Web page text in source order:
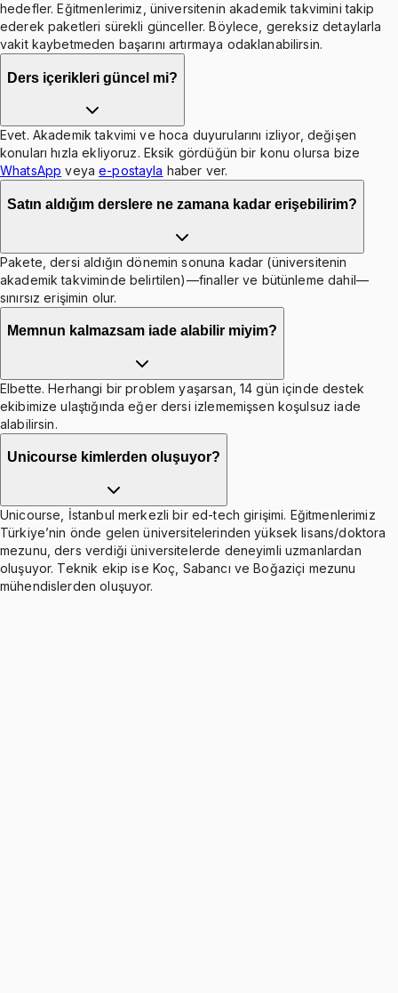
hedefler. Eğitmenlerimiz, üniversitenin akademik takvimini takip
ederek paketleri sürekli günceller. Böylece, gereksiz detaylarla
vakit kaybetmeden başarını artırmaya odaklanabilirsin.
Ders içerikleri güncel mi?
Evet. Akademik takvimi ve hoca duyurularını izliyor, değişen
konuları hızla ekliyoruz. Eksik gördüğün bir konu olursa bize
WhatsApp veya e-postayla haber ver.
Satın aldığım derslere ne zamana kadar erişebilirim?
Pakete, dersi aldığın dönemin sonuna kadar (üniversitenin
akademik takviminde belirtilen)—finaller ve bütünleme dahil—
sınırsız erişimin olur.
Memnun kalmazsam iade alabilir miyim?
Elbette. Herhangi bir problem yaşarsan, 14 gün içinde destek
ekibimize ulaştığında eğer dersi izlememişsen koşulsuz iade
alabilirsin.
Unicourse kimlerden oluşuyor?
Unicourse, İstanbul merkezli bir ed-tech girişimi. Eğitmenlerimiz
Türkiye’nin önde gelen üniversitelerinden yüksek lisans/doktora
mezunu, ders verdiği üniversitelerde deneyimli uzmanlardan
oluşuyor. Teknik ekip ise Koç, Sabancı ve Boğaziçi mezunu
mühendislerden oluşuyor.